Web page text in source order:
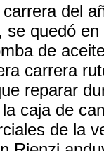
del
se quedó
de
carrera
reparar
caja de
de la